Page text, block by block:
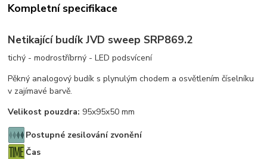
Kompletní specifikace
Netikající budík JVD sweep SRP869.2
tichý - modrostříbrný - LED podsvícení
Pěkný analogový budík s plynulým chodem a osvětlením číselníku
v zajímavé barvě.
Velikost pouzdra: 95x95x50 mm
Postupné zesilování zvonění
Čas